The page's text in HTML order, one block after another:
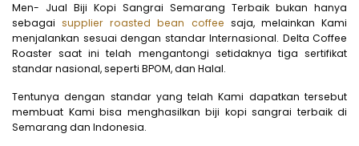
Men- Jual Biji Kopi Sangrai Semarang Terbaik bukan hanya
sebagaisupplier roasted bean coffee saja, melainkan Kami
menjalankan sesuai dengan standar Internasional. Delta Coffee
Roaster saat ini telah mengantongi setidaknya tiga sertifikat
standar nasional, seperti BPOM, dan Halal.
Tentunya dengan standar yang telah Kami dapatkan tersebut
membuat Kami bisa menghasilkan biji kopi sangrai terbaik di
Semarang dan Indonesia.